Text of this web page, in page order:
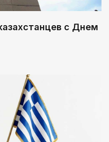
с Днем